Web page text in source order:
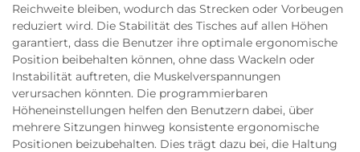
Reichweite bleiben, wodurch das Strecken oder Vorbeugen
reduziert wird. Die Stabilität des Tisches auf allen Höhen
garantiert, dass die Benutzer ihre optimale ergonomische
Position beibehalten können, ohne dass Wackeln oder
Instabilität auftreten, die Muskelverspannungen
verursachen könnten. Die programmierbaren
Höheneinstellungen helfen den Benutzern dabei, über
mehrere Sitzungen hinweg konsistente ergonomische
Positionen beizubehalten. Dies trägt dazu bei, die Haltung